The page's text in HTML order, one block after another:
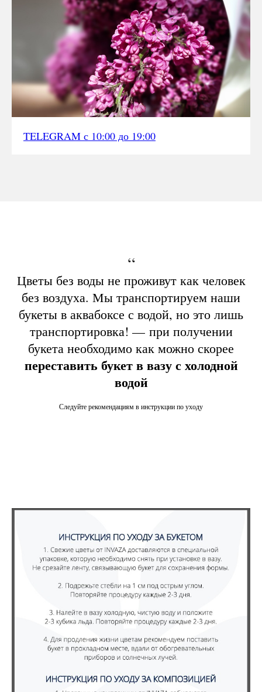
TELEGRAM с 10:00 до 19:00
“
Цветы без воды не проживут как человек
без воздуха. Мы транспортируем наши
букеты в аквабоксе с водой, но это лишь
транспортировка! — при получении
букета необходимо как можно скорее
переставить букет в вазу с холодной
водой
Следуйте рекомендациям в инструкции по уходу